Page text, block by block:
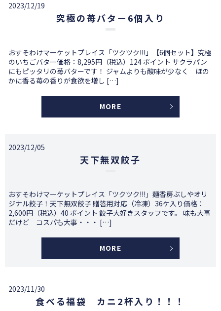
2023/12/19
究極の苺バター6個入り
おすそわけマーケットプレイス「ツクツク!!!」【6個セット】究極
のいちごバター価格：8,295円（税込）124 ポイント サクラパン
にもピッタリの苺バターです！ ジャムよりも酸味が少なく ほの
かに香る苺の香りが食欲を増し […]
MORE
2023/12/05
天下無双餃子
おすそわけマーケットプレイス「ツクツク!!!」麺香房ぶしやオリ
ジナル餃子！天下無双餃子 贈答用対応（冷凍）36ケ入り価格：
2,600円（税込）40 ポイント 餃子大好きスタッフです。 味も大事
だけど コスパも大事・・・ […]
MORE
2023/11/30
食べる福袋 カニ2杯入り！！！